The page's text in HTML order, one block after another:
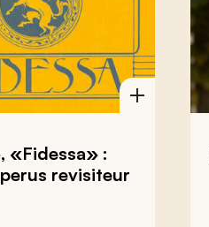
«Fidessa» :
revisiteur